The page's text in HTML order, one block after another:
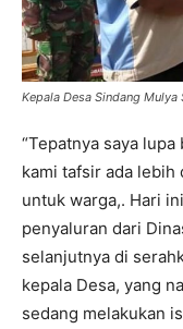
Kepala Desa Sindang
“Tepatnya saya
kami tafsir ada lebih
untuk warga,. Hari
penyaluran dari
selanjutnya di
kepala Desa, yang
sedang melakukan